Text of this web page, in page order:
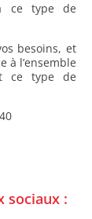
ce type de
besoins, et
à l’ensemble
ce type de
sociaux :